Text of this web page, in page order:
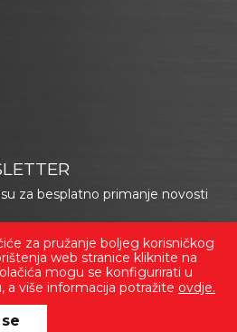
za besplatno primanje novosti
za pružanje boljeg korisničkog
web stranice kliknite na
mogu se konfigurirati u
a više informacija potražite ovdje.